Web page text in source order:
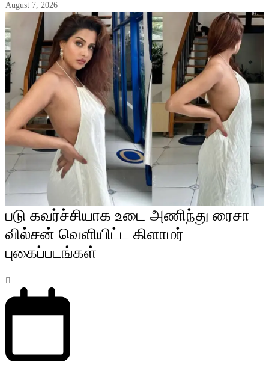
August 7, 2026
படு கவர்ச்சியாக உடை அணிந்து ரைசா
வில்சன் வெளியிட்ட கிளாமர்
புகைப்படங்கள்